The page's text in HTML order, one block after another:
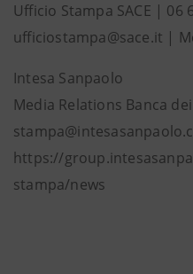
Ufficio Stampa SACE | 06
ufficiostampa@sace.it |
Intesa Sanpaolo
Media Relations Banca
https://
stampa/news